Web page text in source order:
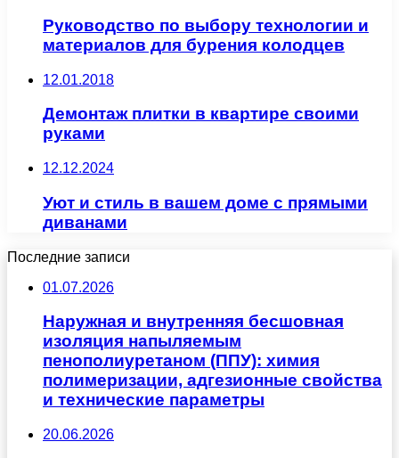
Руководство по выбору технологии и
материалов для бурения колодцев
12.01.2018
Демонтаж плитки в квартире своими
руками
12.12.2024
Уют и стиль в вашем доме с прямыми
диванами
Последние записи
01.07.2026
Наружная и внутренняя бесшовная
изоляция напыляемым
пенополиуретаном (ППУ): химия
полимеризации, адгезионные свойства
и технические параметры
20.06.2026